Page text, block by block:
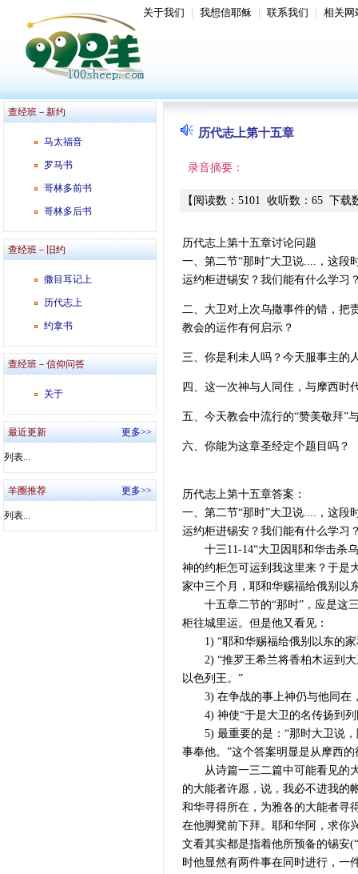
关于我们 | 我想信耶稣 | 联系我们 | 相关网
查经班－新约
马太福音
罗马书
哥林多前书
哥林多后书
查经班－旧约
撒目耳记上
历代志上
约拿书
查经班－信仰问答
关于
最近更新 更多>>
列表...
羊圈推荐 更多>>
列表...
历代志上第十五章
录音摘要：
【 阅读数 ： 5101 收听数 ： 65 下载
历代志上第十五章讨论问题
一、第二节“那时”大卫说....，这段
运约柜进锡安？我们能有什么学习
二、大卫对上次乌撒事件的错，把
教会的运作有何启示？
三、你是利未人吗？今天服事主的
四、这一次神与人同住，与摩西时
五、今天教会中流行的“赞美敬拜”
六、你能为这章圣经定个题目吗？
历代志上第十五章答案：
一、第二节“那时”大卫说....，这段
运约柜进锡安？我们能有什么学习
十三11-14“大卫因耶和华击杀乌
神的约柜怎可运到我这里来？于是
家中三个月，耶和华赐福给俄别以
十五章二节的“那时”，应是这三
柜往城里运。但是他又看见：
1) “耶和华赐福给俄别以东的家
2) “推罗王希兰将香柏木运到大
以色列王。”
3) 在争战的事上神仍与他同在，
4) 神使“于是大卫的名传扬到列
5) 最重要的是：“那时大卫说，
事奉他。”这个答案明显是从摩西
从诗篇一三二篇中可能看见的大
的大能者许愿，说，我必不进我的
和华寻得所在，为雅各的大能者寻
在他脚凳前下拜。耶和华阿，求你
文看其实都是指着他所预备的锡安
时他显然有两件事在同时进行，一